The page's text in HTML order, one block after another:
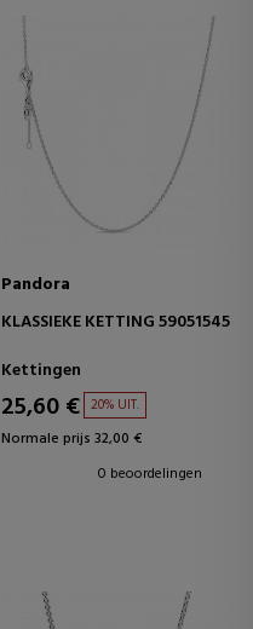
Pandora
KLASSIEKE KETTING 59051545
Kettingen
25,60 € 20% UIT.
Normale prijs 32,00 €
0 beoordelingen